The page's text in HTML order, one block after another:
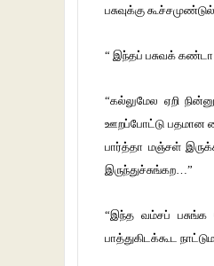
பசுவுக்கு
“ இந்தப் பசுவக் கண்டா
“கல்லுமேல ஏறி
ஊறப்போட்டு பதமான
பார்த்தா மஞ்சள்
இருந்துச்சுங்கற…”
“இந்த வம்சப்
பாத்துகிடக்கூட